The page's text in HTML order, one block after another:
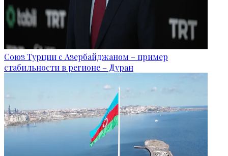
Союз Турции с Азербайджаном – пример
стабильности в регионе – Дуран